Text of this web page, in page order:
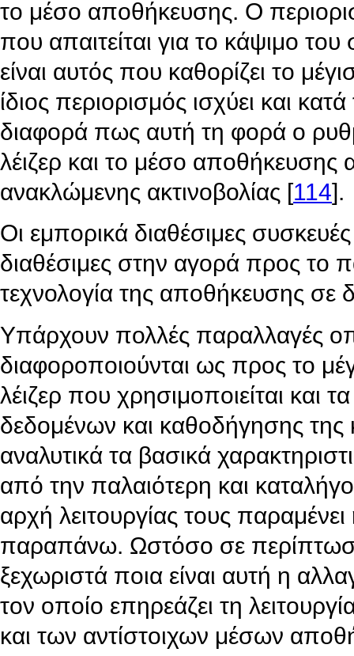
το μέσο αποθήκευσης. Ο
που απαιτείται για το κάψιμο
είναι αυτός που καθορίζει το
ίδιος περιορισμός ισχύει και
διαφορά πως αυτή τη φορά ο
λέιζερ και το μέσο
ανακλώμενης ακτινοβολίας [114].
Οι εμπορικά διαθέσιμες
διαθέσιμες στην αγορά προς το
τεχνολογία της αποθήκευσης σε
Υπάρχουν πολλές παραλλαγές
διαφοροποιούνται ως προς το
λέιζερ που χρησιμοποιείται και
δεδομένων και καθοδήγησης
αναλυτικά τα βασικά
από την παλαιότερη και
αρχή λειτουργίας τους
παραπάνω. Ωστόσο σε
ξεχωριστά ποια είναι αυτή η
τον οποίο επηρεάζει τη
και των αντίστοιχων μέσων